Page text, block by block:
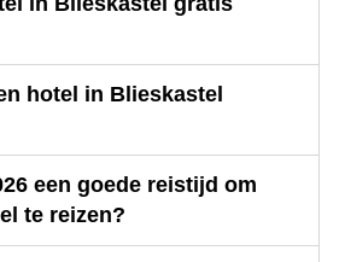
hotel in Blieskastel
een goede reistijd om
te reizen?